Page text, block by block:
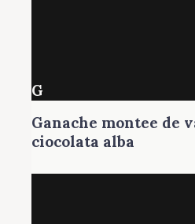
G
Ganache montee de
ciocolata alba